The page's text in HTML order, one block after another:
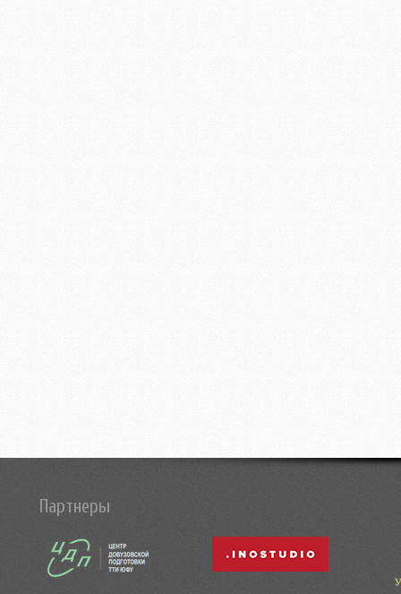
Партнеры